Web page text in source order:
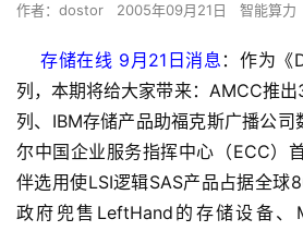
作者： dostor 2005年09月21日 智能算力
存储在线 9月21日消息 ：作为《
列，本期将给大家带来：AMCC推
列、IBM存储产品助福克斯广播公
尔中国企业服务指挥中心（ECC）
伴选用使LSI逻辑SAS产品占据全球
政府兜售LeftHand的存储设备、